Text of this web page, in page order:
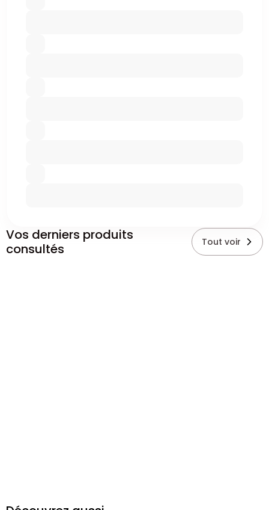
Vos derniers produits
consultés
Tout voir